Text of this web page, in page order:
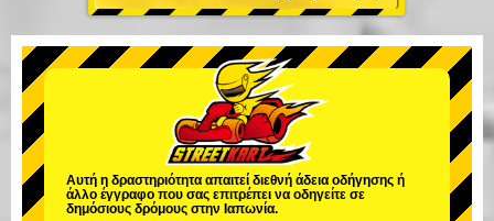
Συχνές Ερωτήσεις
Εταιρεία Κράτηση
Αλλαγή Καταστήματος
Τόκιο Σινάγαουα #1
Τόκιο Ακίχαμπαρα #2 Τόκιο Σιμπούγια
Τόκιο Σιμπούγια Annex
Αυτή η δραστηριότητα απαιτεί διεθνή άδεια οδήγησης ή
άλλο έγγραφο που σας επιτρέπει να οδηγείτε σε
δημόσιους δρόμους στην Ιαπωνία.